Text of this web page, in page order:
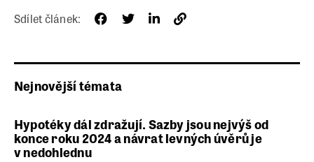
Sdílet článek:
Nejnovější témata
Hypotéky dál zdražují. Sazby jsou nejvýš od
konce roku 2024 a návrat levných úvěrů je
v nedohlednu